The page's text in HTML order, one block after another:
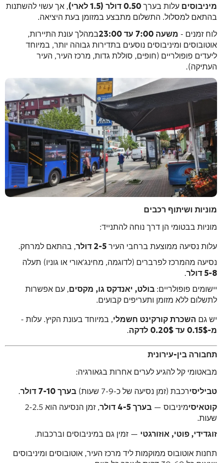
מיניבוסים עלות בערך 0.50 דולר (1.5 לארי)
, אך עשוי להשתנות
בהתאם למסלול. התשלום מתבצע במזומן בעת היציאה.
לוח זמנים - משעה 7:00 עד 23:00
במהלך עונת התיירות,
אוטובוסים ומיניבוסים נוסעים בתדירות גבוהה יותר, במיוחד
ליעדים פופולריים (חופים, סוללת גדות, מרכז העיר, העיר
העתיקה).
מוניות ושיתוף רכבים
מוניות בבטומי הן דרך נוחה להתנייד:
עלות נסיעה ממוצעת ברחבי העיר 2-5 דולר
, בהתאם למרחק.
נסיעה מהמרכז לפרברים (לדוגמה, מחינג'אורי או גוניו) תעלה
5-8 דולר
.
יישומים פופולריים: בולט, יאנדקס גו, מקסים, עם אפשרות
לתשלום ללא מזומן ותעריפים קבועים.
יש גם השכרת קורקינט חשמלי, במיוחד בעונת הקיץ. עלות -
מ-0.15$ עד 0.20$ לדקה
.
תחבורה בין-עירונית
מבאטומי קל להגיע לערים אחרות בגאורגיה:
טביליסירכבת (זמן נסיעה של כ-7-9 שעות) בערך 7-10 דולר
.
קוטאיסימיניבוס — בערך 4-5 דולר
, זמן הנסיעה הוא 2-2.5
שעות.
זוגדידי, פוטי, אוזורגטי — זמין גם במיניבוסים וברכבות.
תחנות אוטובוס ממוקמות ליד מרכז העיר, אוטובוסים ומיניבוסים